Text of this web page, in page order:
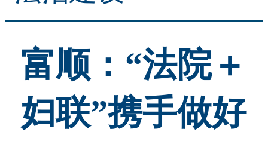
富顺：“法院＋
妇联”携手做好